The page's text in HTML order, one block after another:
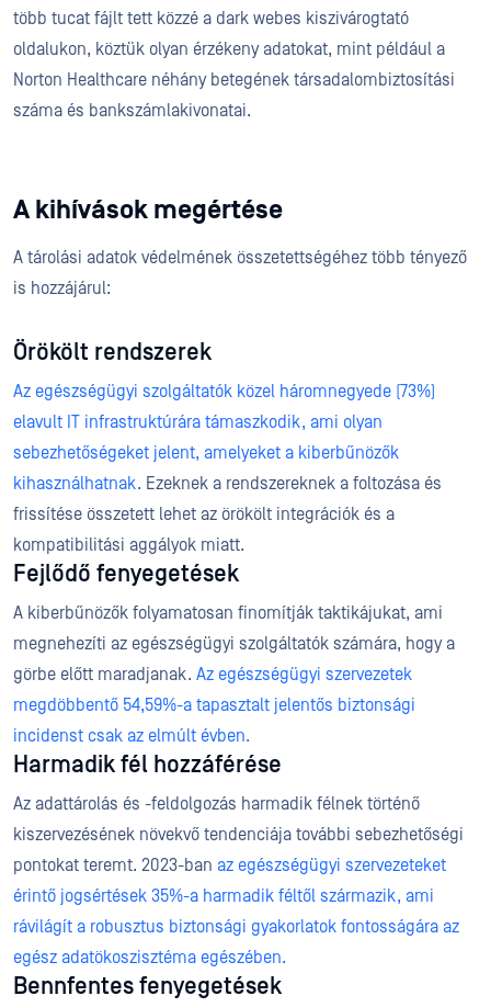
több tucat fájlt tett közzé a dark webes kiszivárogtató
oldalukon, köztük olyan érzékeny adatokat, mint például a
Norton Healthcare néhány betegének társadalombiztosítási
száma és bankszámlakivonatai.
A kihívások megértése
A tárolási adatok védelmének összetettségéhez több tényező
is hozzájárul:
Örökölt rendszerek
Az egészségügyi szolgáltatók közel háromnegyede (73%)
elavult IT infrastruktúrára támaszkodik, ami olyan
sebezhetőségeket jelent, amelyeket a kiberbűnözők
kihasználhatnak. Ezeknek a rendszereknek a foltozása és
frissítése összetett lehet az örökölt integrációk és a
kompatibilitási aggályok miatt.
Fejlődő fenyegetések
A kiberbűnözők folyamatosan finomítják taktikájukat, ami
megnehezíti az egészségügyi szolgáltatók számára, hogy a
görbe előtt maradjanak. Az egészségügyi szervezetek
megdöbbentő 54,59%-a tapasztalt jelentős biztonsági
incidenst csak az elmúlt évben.
Harmadik fél hozzáférése
Az adattárolás és -feldolgozás harmadik félnek történő
kiszervezésének növekvő tendenciája további sebezhetőségi
pontokat teremt. 2023-ban az egészségügyi szervezeteket
érintő jogsértések 35%-a harmadik féltől származik, ami
rávilágít a robusztus biztonsági gyakorlatok fontosságára az
egész adatökoszisztéma egészében.
Bennfentes fenyegetések